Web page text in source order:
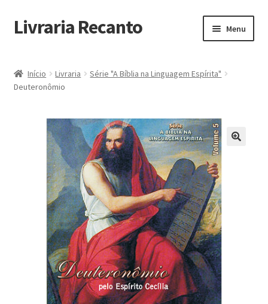
Pular
para
Pular
para
conteúdo
Livraria Recanto Menu
Carrinho
Finalidade do Bazar
Informações
Minha Conta
Pagamento
Peças em promoção
Início Livraria
Série "A Bíblia na Linguagem Espírita"
Deuteronômio